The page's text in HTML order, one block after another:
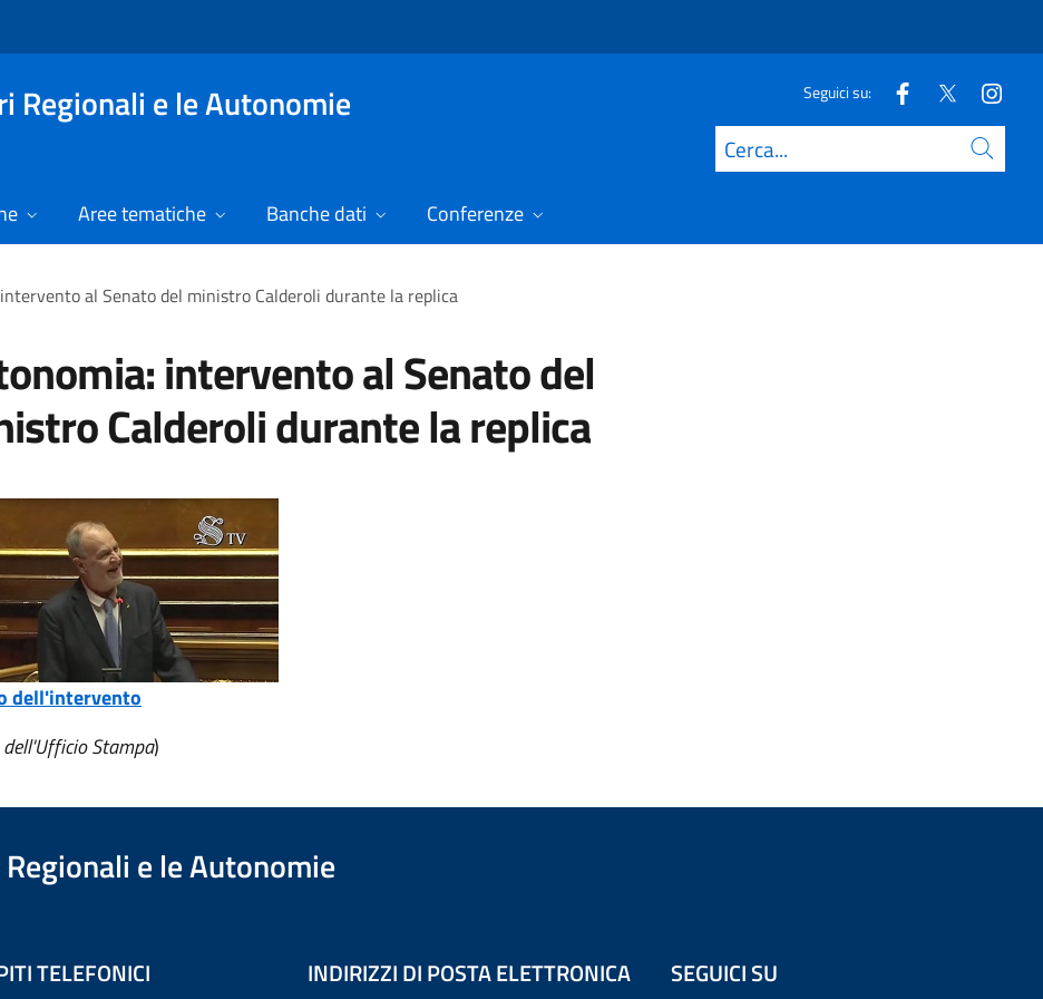
e le Autonomie Seguici su:
Cerca
Aree tematiche Banche dati Conferenze
al Senato del ministro Calderoli durante la replica
intervento al Senato del
Calderoli durante la replica
dell'intervento
Stampa)
e le Autonomie
TELEFONICI INDIRIZZI DI POSTA ELETTRONICA SEGUICI SU